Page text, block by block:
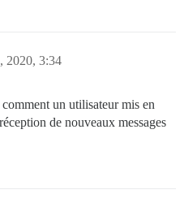
2020, 3:34
un utilisateur mis en
de nouveaux messages